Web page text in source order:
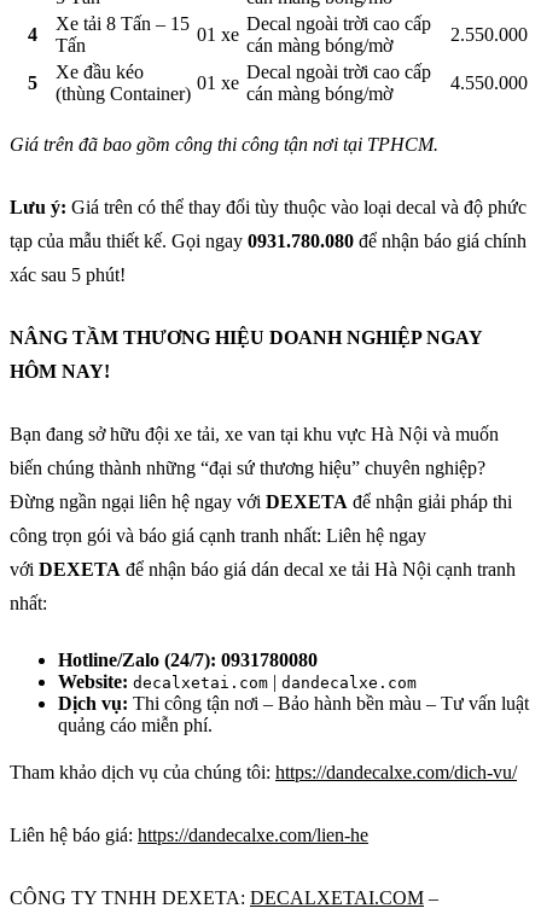
4
Xe tải 8 Tấn – 15
Tấn
01 xe
Decal ngoài trời cao cấp
cán màng bóng/mờ
2.550.000
5
Xe đầu kéo
(thùng Container)
01 xe
Decal ngoài trời cao cấp
cán màng bóng/mờ
4.550.000
Giá trên đã bao gồm công thi công tận nơi tại TPHCM.
Lưu ý: Giá trên có thể thay đổi tùy thuộc vào loại decal và độ phức
tạp của mẫu thiết kế. Gọi ngay 0931.780.080 để nhận báo giá chính
xác sau 5 phút!
NÂNG TẦM THƯƠNG HIỆU DOANH NGHIỆP NGAY
HÔM NAY!
Bạn đang sở hữu đội xe tải, xe van tại khu vực Hà Nội và muốn
biến chúng thành những “đại sứ thương hiệu” chuyên nghiệp?
Đừng ngần ngại liên hệ ngay với DEXETA để nhận giải pháp thi
công trọn gói và báo giá cạnh tranh nhất: Liên hệ ngay
với DEXETA để nhận báo giá dán decal xe tải Hà Nội cạnh tranh
nhất:
Hotline/Zalo (24/7): 0931780080
Website: decalxetai.com | dandecalxe.com
Dịch vụ: Thi công tận nơi – Bảo hành bền màu – Tư vấn luật
quảng cáo miễn phí.
Tham khảo dịch vụ của chúng tôi: https://dandecalxe.com/dich-vu/
Liên hệ báo giá: https://dandecalxe.com/lien-he
CÔNG TY TNHH DEXETA: DECALXETAI.COM –